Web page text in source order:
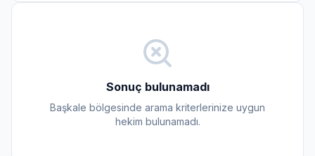
Sonuç bulunamadı
Başkale bölgesinde arama kriterlerinize uygun
hekim bulunamadı.